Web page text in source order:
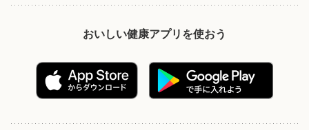
おいしい健康アプリを使おう